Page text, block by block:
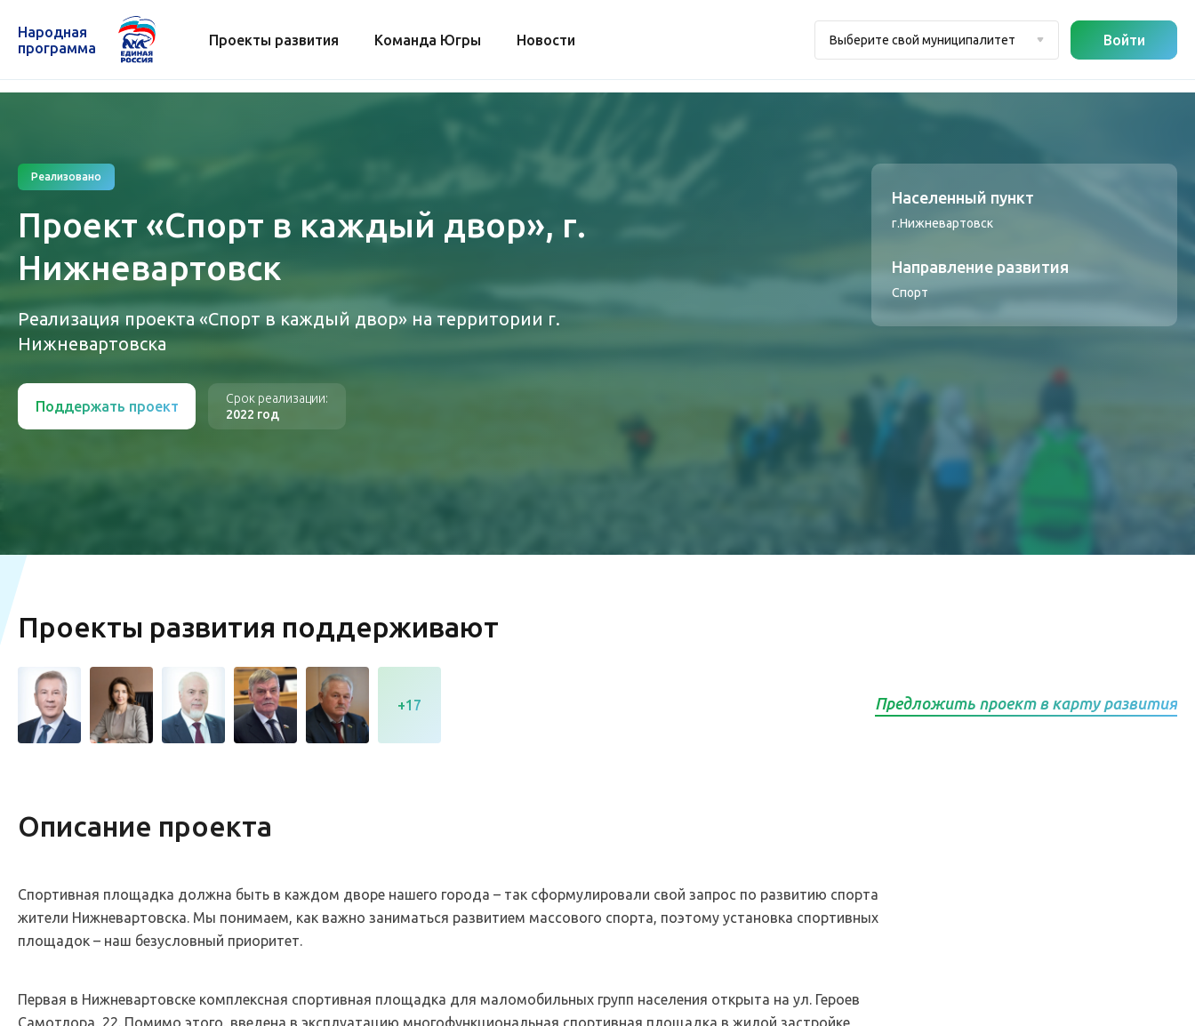
Народная
программа
Проекты развития Команда Югры Новости Выберите свой муниципалитет Войти
Реализовано
Проект «Спорт в каждый двор», г.
Нижневартовск
Реализация проекта «Спорт в каждый двор» на территории г.
Нижневартовска
Поддержать проект
Срок реализации:
2022 год
Населенный пункт
г.Нижневартовск
Направление развития
Спорт
Проекты развития поддерживают
+17 Предложить проект в карту развития
Описание проекта
Спортивная площадка должна быть в каждом дворе нашего города – так сформулировали свой запрос по развитию спорта
жители Нижневартовска. Мы понимаем, как важно заниматься развитием массового спорта, поэтому установка спортивных
площадок – наш безусловный приоритет.
Первая в Нижневартовске комплексная спортивная площадка для маломобильных групп населения открыта на ул. Героев
Самотлора, 22. Помимо этого, введена в эксплуатацию многофункциональная спортивная площадка в жилой застройке